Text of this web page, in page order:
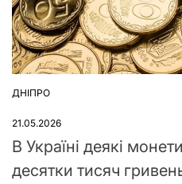
ОПУБЛІКУВАТИ
ДНІПРО
21.05.2026
В Україні деякі
десятки тисяч